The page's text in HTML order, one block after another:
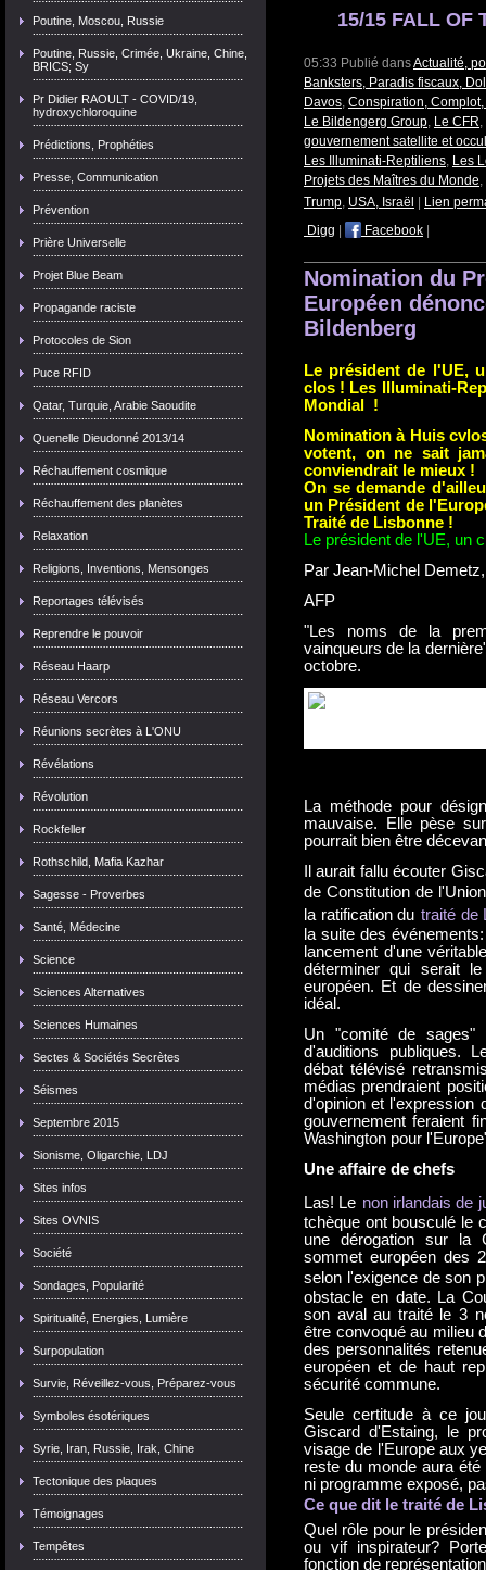
Poutine, Moscou, Russie
Poutine, Russie, Crimée, Ukraine, Chine,
BRICS; Sy
Pr Didier RAOULT - COVID/19,
hydroxychloroquine
Prédictions, Prophéties
Presse, Communication
Prévention
Prière Universelle
Projet Blue Beam
Propagande raciste
Protocoles de Sion
Puce RFID
Qatar, Turquie, Arabie Saoudite
Quenelle Dieudonné 2013/14
Réchauffement cosmique
Réchauffement des planètes
Relaxation
Religions, Inventions, Mensonges
Reportages télévisés
Reprendre le pouvoir
Réseau Haarp
Réseau Vercors
Réunions secrètes à L'ONU
Révélations
Révolution
Rockfeller
Rothschild, Mafia Kazhar
Sagesse - Proverbes
Santé, Médecine
Science
Sciences Alternatives
Sciences Humaines
Sectes & Sociétés Secrètes
Séismes
Septembre 2015
Sionisme, Oligarchie, LDJ
Sites infos
Sites OVNIS
Société
Sondages, Popularité
Spiritualité, Energies, Lumière
Surpopulation
Survie, Réveillez-vous, Préparez-vous
Symboles ésotériques
Syrie, Iran, Russie, Irak, Chine
Tectonique des plaques
Témoignages
Tempêtes
15/15 FALL OF
05:33 Publié dansActualité,
Banksters, Paradis fiscaux,
Davos, Conspiration,
Le Bildengerg Group, Le CFR,
gouvernement satellite et
Les Illuminati-Reptiliens, Les
Projets des Maîtres du Monde,
Trump, USA, Israël
Lien
Digg
Facebook
Nomination du
Européen
Bildenberg
Le président de l'UE,
clos ! Les Illuminati-
Mondial !
Nomination à Huis
votent, on ne sait
conviendrait le mieux !
On se demande
un Président de
Traité de Lisbonne !
Le président de l'UE, un
Par Jean-Michel
AFP
"Les noms de la
vainqueurs de la
octobre.
La méthode pour
mauvaise. Elle pèse
pourrait bien être
Il aurait fallu écouter
de Constitution de
la ratification du traité de
la suite des
lancement d'une
déterminer qui serait
européen. Et de
idéal.
Un "comité de sages"
d'auditions publiques.
débat télévisé
médias prendraient
d'opinion et l'expression
gouvernement feraient
Washington pour
Une affaire de chefs
Las! Le non irlandais de
tchèque ont bousculé le
une dérogation sur la
sommet européen des
selon l'exigence de son
obstacle en date. La
son aval au traité le 3
être convoqué au milieu
des personnalités
européen et de haut
sécurité commune.
Seule certitude à ce
Giscard d'Estaing, le
visage de l'Europe aux
reste du monde aura
ni programme exposé,
Ce que dit le traité de
Quel rôle pour le
ou vif inspirateur?
fonction de